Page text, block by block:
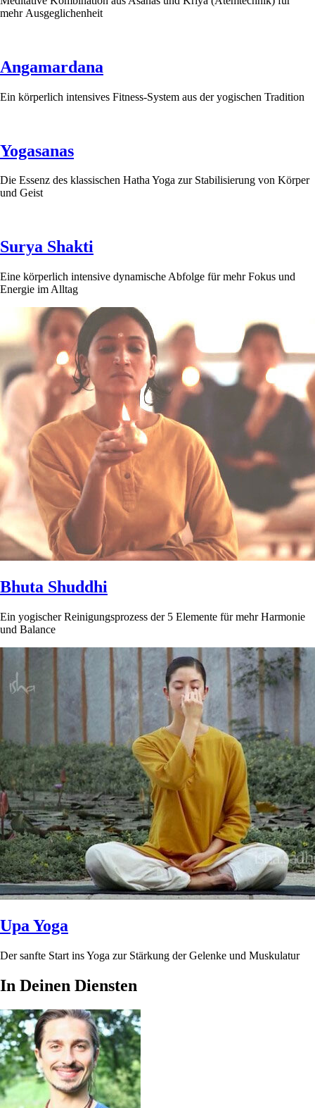
mehr Ausgeglichenheit
Angamardana
Ein körperlich intensives Fitness-System aus der yogischen Tradition
Yogasanas
Die Essenz des klassischen Hatha Yoga zur Stabilisierung von Körper
und Geist
Surya Shakti
Eine körperlich intensive dynamische Abfolge für mehr Fokus und
Energie im Alltag
Bhuta Shuddhi
Ein yogischer Reinigungsprozess der 5 Elemente für mehr Harmonie
und Balance
Upa Yoga
Der sanfte Start ins Yoga zur Stärkung der Gelenke und Muskulatur
In Deinen Diensten